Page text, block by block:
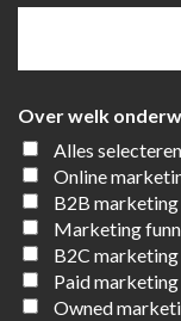
Over welk
Alles selecteren
Online
B2B marketing
Marketing
B2C marketing
Paid
Owned